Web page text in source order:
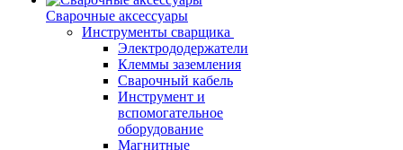
Сварочные аксессуары
Инструменты сварщика
Электрододержатели
Клеммы заземления
Сварочный кабель
Инструмент и
вспомогательное
оборудование
Магнитные